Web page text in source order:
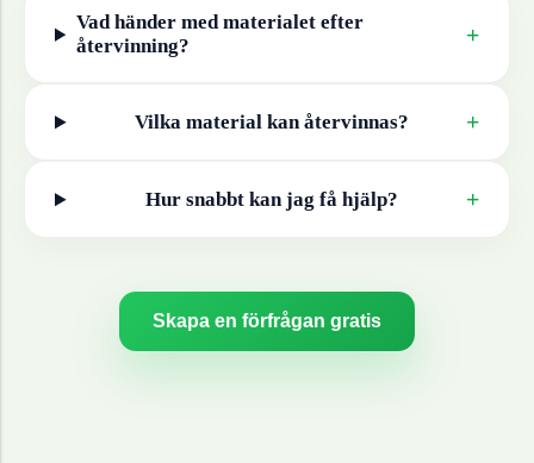
Vad händer med materialet efter
återvinning?
+
Vilka material kan återvinnas? +
Hur snabbt kan jag få hjälp? +
Skapa en förfrågan gratis